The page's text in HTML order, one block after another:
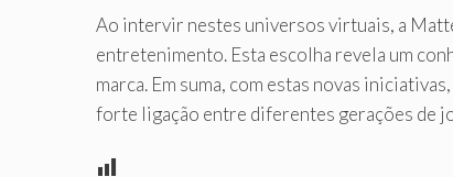
Ao intervir nestes universos virtuais, a
entretenimento. Esta escolha revela um
marca. Em suma, com estas novas
forte ligação entre diferentes gerações de